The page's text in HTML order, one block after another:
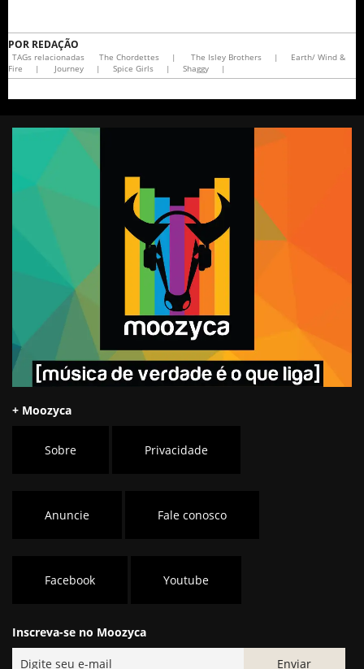
POR REDAÇÃO
TAGs relacionadas The Chordettes | The Isley Brothers |
Earth/ Wind &
Fire
| Journey | Spice Girls | Shaggy |
+ Moozyca
Sobre Privacidade
Anuncie Fale conosco
Facebook Youtube
Inscreva-se no Moozyca